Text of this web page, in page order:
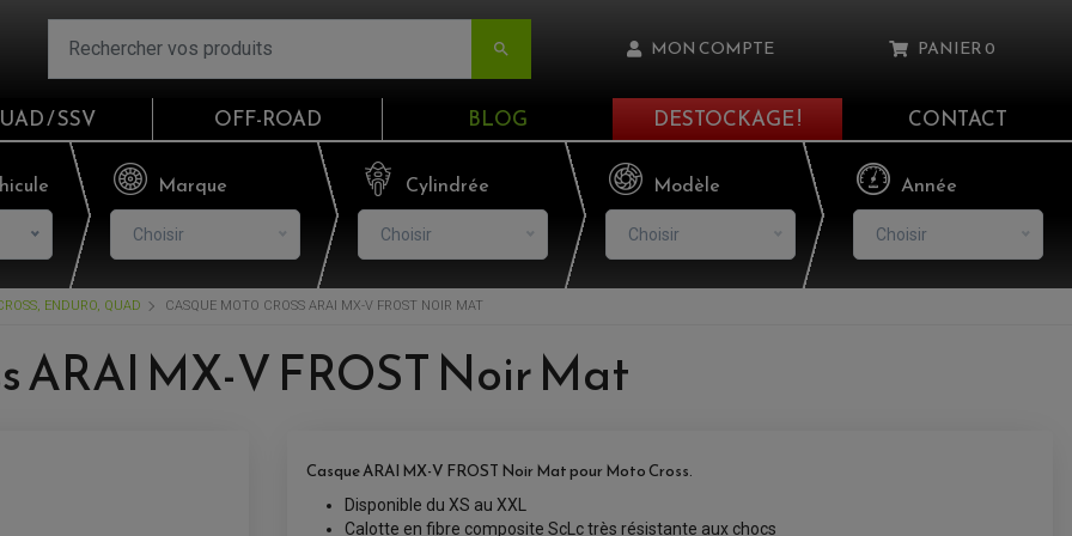
 MON COMPTE
Email
Mot de passe
CONNEXION
PANIER0
Il n'y a aucun produit dans votre panier
/ SSV OFF-ROAD BLOG DESTOCKAGE ! CONTACT
Marque
Choisir
Cylindrée
Choisir
Modèle
Choisir
Année
Choisir
ENDURO, QUAD CASQUE MOTO CROSS ARAI MX-V FROST NOIR MAT
ARAI MX-V FROST Noir Mat
Casque ARAI MX-V FROST Noir Mat pour Moto Cross.
Disponible du XS au XXL
Calotte en fibre composite ScLc très résistante aux chocs